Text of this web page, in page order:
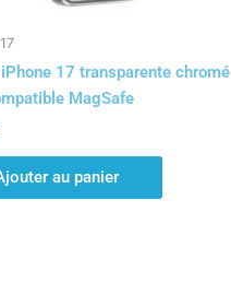
17 transparente chromé
MagSafe
au panier